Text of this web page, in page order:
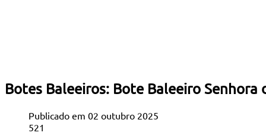
Botes Baleeiros: Bote Baleeiro
Publicado em 02 outubro 2025
521